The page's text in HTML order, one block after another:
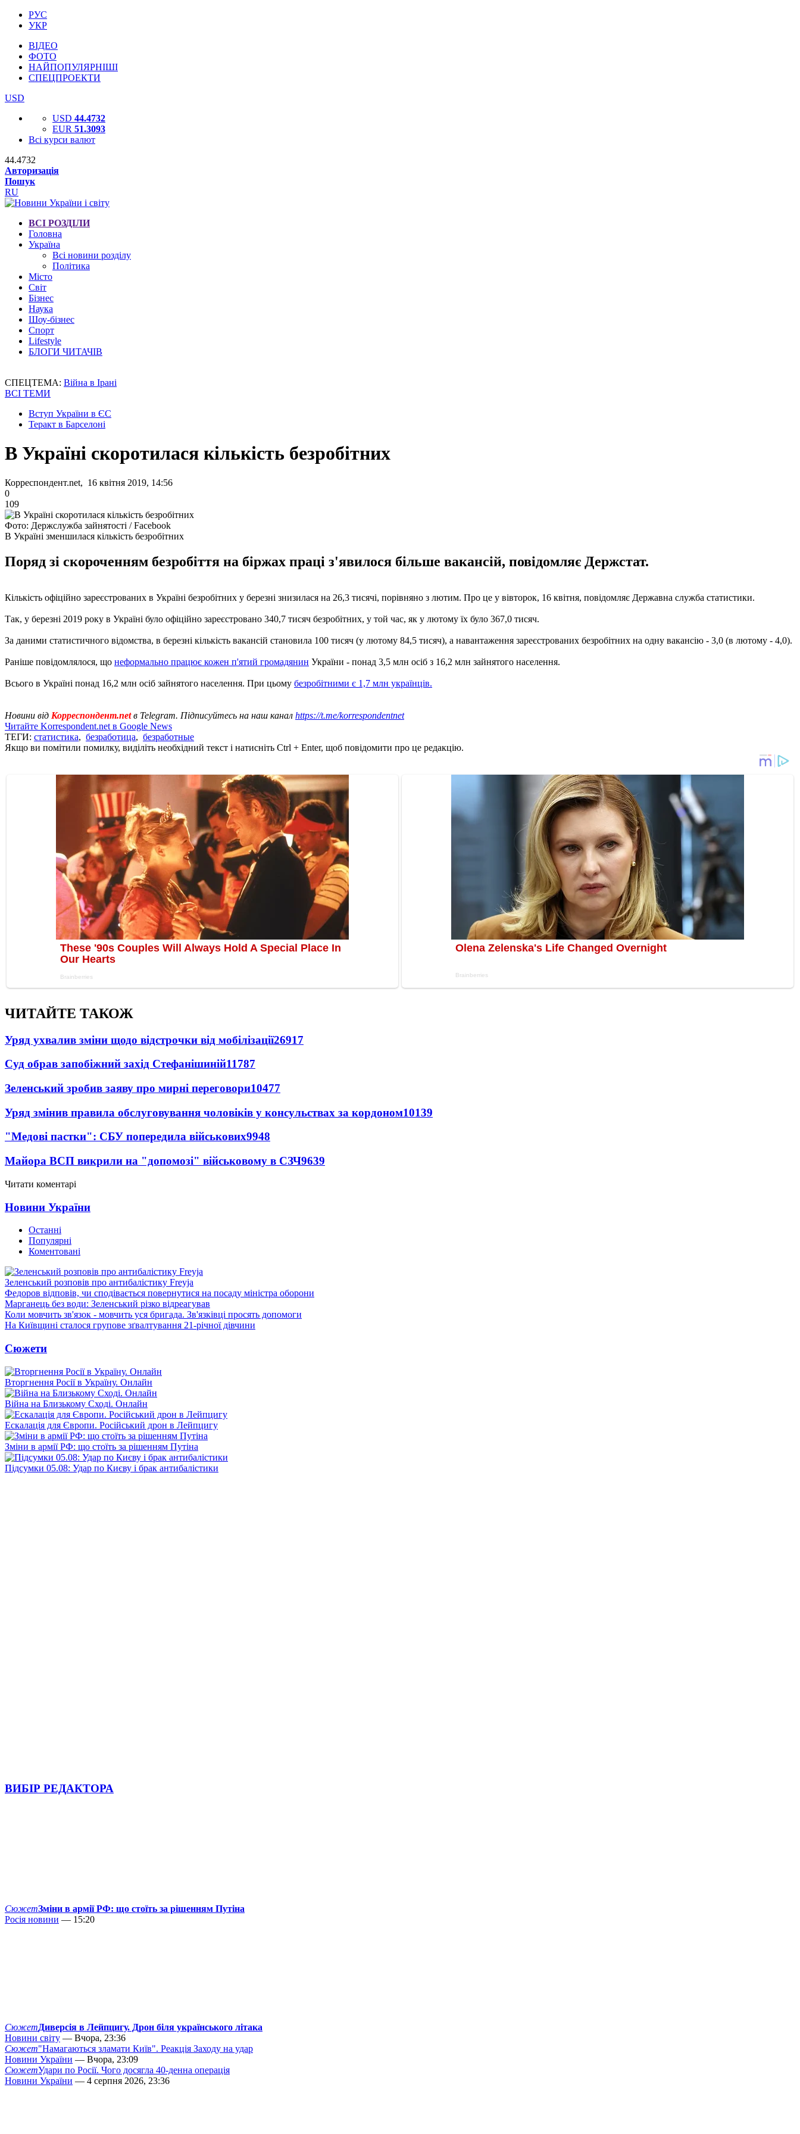
РУС
УКР
ВІДЕО
ФОТО
НАЙПОПУЛЯРНІШІ
СПЕЦПРОЕКТИ
USD
USD 44.4732
EUR 51.3093
Всі курси валют
44.4732
Авторизація
Пошук
RU
ВСІ РОЗДІЛИ
Головна
Україна
Всі новини розділу
Політика
Місто
Світ
Бізнес
Наука
Шоу-бізнес
Спорт
Lifestyle
БЛОГИ ЧИТАЧІВ
СПЕЦТЕМА: Війна в Ірані
ВСІ ТЕМИ
Вступ України в ЄС
Теракт в Барселоні
В Україні скоротилася кількість безробітних
Корреспондент.net, 16 квітня 2019, 14:56
0
109
Фото: Держслужба зайнятості / Facebook
В Україні зменшилася кількість безробітних
Поряд зі скороченням безробіття на біржах праці з'явилося більше вакансій, повідомляє Держстат.
Кількість офіційно зареєстрованих в Україні безробітних у березні знизилася на 26,3 тисячі, порівняно з лютим. Про це у вівторок, 16 квітня, повідомляє Державна служба статистики.
Так, у березні 2019 року в Україні було офіційно зареєстровано 340,7 тисяч безробітних, у той час, як у лютому їх було 367,0 тисяч.
За даними статистичного відомства, в березні кількість вакансій становила 100 тисяч (у лютому 84,5 тисяч), а навантаження зареєстрованих безробітних на одну вакансію - 3,0 (в лютому - 4,0).
Раніше повідомлялося, що неформально працює кожен п'ятий громадянин України - понад 3,5 млн осіб з 16,2 млн зайнятого населення.
Всього в Україні понад 16,2 млн осіб зайнятого населення. При цьому безробітними є 1,7 млн ​​українців.
Новини від Корреспондент.netв Telegram. Підписуйтесь на наш канал https://t.me/korrespondentnet
Читайте Korrespondent.net в Google News
ТЕГИ: статистика, безработица, безработные
Якщо ви помітили помилку, виділіть необхідний текст і натисніть Ctrl + Enter, щоб повідомити про це редакцію.
ЧИТАЙТЕ ТАКОЖ
Уряд ухвалив зміни щодо відстрочки від мобілізації26917
Суд обрав запобіжний захід Стефанішиній11787
Зеленський зробив заяву про мирні переговори10477
Уряд змінив правила обслуговування чоловіків у консульствах за кордоном10139
"Медові пастки": СБУ попередила військових9948
Майора ВСП викрили на "допомозі" військовому в СЗЧ9639
Читати коментарі
Новини України
Останні
Популярні
Коментовані
Зеленський розповів про антибалістику Freyja
Федоров відповів, чи сподівається повернутися на посаду міністра оборони
Марганець без води: Зеленський різко відреагував
Коли мовчить зв'язок - мовчить уся бригада. Зв'язківці просять допомоги
На Київщині сталося групове зґвалтування 21-річної дівчини
Сюжети
Вторгнення Росії в Україну. Онлайн
Війна на Близькому Сході. Онлайн
Ескалація для Європи. Російський дрон в Лейпцигу
Зміни в армії РФ: що стоїть за рішенням Путіна
Підсумки 05.08: Удар по Києву і брак антибалістики
ВИБІР РЕДАКТОРА
СюжетЗміни в армії РФ: що стоїть за рішенням Путіна
Росія новини — 15:20
СюжетДиверсія в Лейпцигу. Дрон біля українського літака
Новини світу — Вчора, 23:36
Сюжет"Намагаються зламати Київ". Реакція Заходу на удар
Новини України — Вчора, 23:09
СюжетУдари по Росії. Чого досягла 40-денна операція
Новини України — 4 серпня 2026, 23:36